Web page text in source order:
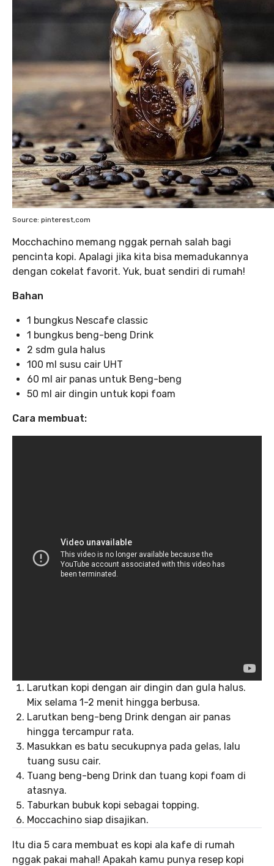
Source: pinterest,com
Mocchachino memang nggak pernah salah bagi
pencinta kopi. Apalagi jika kita bisa memadukannya
dengan cokelat favorit. Yuk, buat sendiri di rumah!
Bahan
1 bungkus Nescafe classic
1 bungkus beng-beng Drink
2 sdm gula halus
100 ml susu cair UHT
60 ml air panas untuk Beng-beng
50 ml air dingin untuk kopi foam
Cara membuat:
Larutkan kopi dengan air dingin dan gula halus.
Mix selama 1-2 menit hingga berbusa.
Larutkan beng-beng Drink dengan air panas
hingga tercampur rata.
Masukkan es batu secukupnya pada gelas, lalu
tuang susu cair.
Tuang beng-beng Drink dan tuang kopi foam di
atasnya.
Taburkan bubuk kopi sebagai topping.
Moccachino siap disajikan.
Itu dia 5 cara membuat es kopi ala kafe di rumah
nggak pakai mahal! Apakah kamu punya resep kopi